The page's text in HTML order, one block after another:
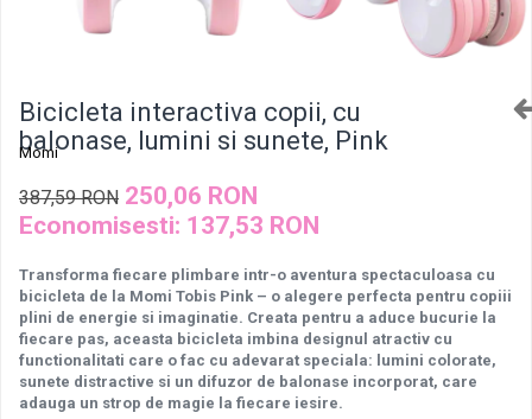
Bicicleta interactiva copii, cu
balonase, lumini si sunete, Pink
Momi
387,59 RON 250,06 RON
Economisesti: 137,53 RON
Transforma fiecare plimbare intr-o aventura spectaculoasa cu
bicicleta de la Momi Tobis Pink – o alegere perfecta pentru copiii
plini de energie si imaginatie. Creata pentru a aduce bucurie la
fiecare pas, aceasta bicicleta imbina designul atractiv cu
functionalitati care o fac cu adevarat speciala: lumini colorate,
sunete distractive si un difuzor de balonase incorporat, care
adauga un strop de magie la fiecare iesire.